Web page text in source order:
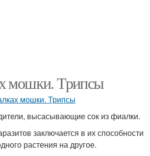
мошки. Трипсы
высасывающие сок из фиалки.
заключается в их способности
растения на другое.